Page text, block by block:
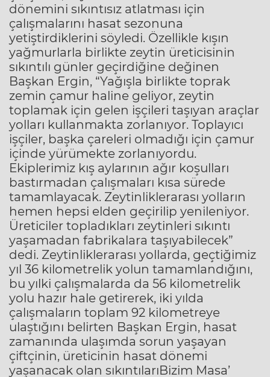
dönemini sıkıntısız atlatması için
çalışmalarını hasat sezonuna
yetiştirdiklerini söyledi. Özellikle kışın
yağmurlarla birlikte zeytin üreticisinin
sıkıntılı günler geçirdiğine değinen
Başkan Ergin, “Yağışla birlikte toprak
zemin çamur haline geliyor, zeytin
toplamak için gelen işçileri taşıyan araçlar
yolları kullanmakta zorlanıyor. Toplayıcı
işçiler, başka çareleri olmadığı için çamur
içinde yürümekte zorlanıyordu.
Ekiplerimiz kış aylarının ağır koşulları
bastırmadan çalışmaları kısa sürede
tamamlayacak. Zeytinliklerarası yolların
hemen hepsi elden geçirilip yenileniyor.
Üreticiler topladıkları zeytinleri sıkıntı
yaşamadan fabrikalara taşıyabilecek”
dedi. Zeytinliklerarası yollarda, geçtiğimiz
yıl 36 kilometrelik yolun tamamlandığını,
bu yılki çalışmalarda da 56 kilometrelik
yolu hazır hale getirerek, iki yılda
çalışmaların toplam 92 kilometreye
ulaştığını belirten Başkan Ergin, hasat
zamanında ulaşımda sorun yaşayan
çiftçinin, üreticinin hasat dönemi
yaşanacak olan sıkıntılarıBizim Masa’